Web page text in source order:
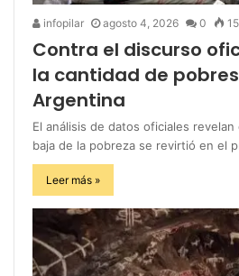
infopilar agosto 4, 2026 0
Contra el discurso
la cantidad de
Argentina
El análisis de datos oficiales
baja de la pobreza se revirtió en el
Leer más »